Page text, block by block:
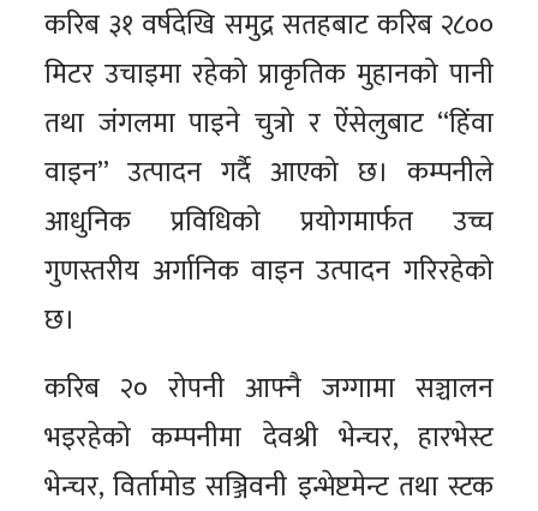
करिब ३१ वर्षदेखि समुद्र सतहबाट करिब २८००
मिटर उचाइमा रहेको प्राकृतिक मुहानको पानी
तथा जंगलमा पाइने चुत्रो र ऐंसेलुबाट “हिंवा
वाइन” उत्पादन गर्दै आएको छ। कम्पनीले
आधुनिक प्रविधिको प्रयोगमार्फत उच्च
गुणस्तरीय अर्गानिक वाइन उत्पादन गरिरहेको
छ।
करिब २० रोपनी आफ्नै जग्गामा सञ्चालन
भइरहेको कम्पनीमा देवश्री भेन्चर, हारभेस्ट
भेन्चर, विर्तामोड सञ्जिवनी इन्भेष्टमेन्ट तथा स्टक